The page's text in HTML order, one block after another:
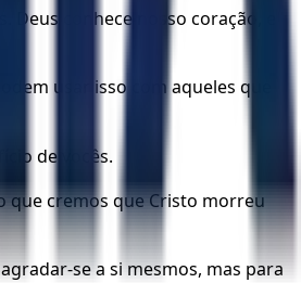
conhece nosso coração, e
usar isso com aqueles que
de vocês.
que cremos que Cristo morreu
se a si mesmos, mas para